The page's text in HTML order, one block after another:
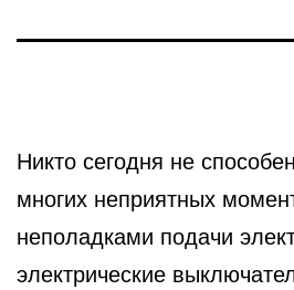
Никто сегодня не
многих неприятных
неполадками подачи
электрические